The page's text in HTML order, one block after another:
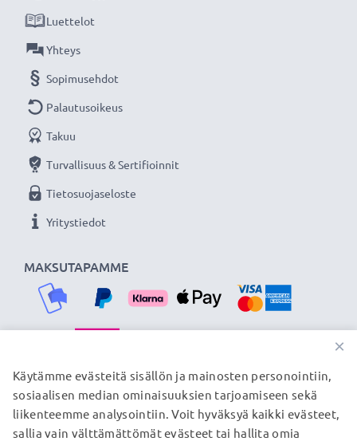
MAKSUTAPAMME
Luettelot
Yhteys
Sopimusehdot
Palautusoikeus
Takuu
Turvallisuus & Sertifioinnit
Tietosuojaseloste
Yritystiedot
TOIMITUSKUMPPANIMME
© subtel.fi 2026
×
Käytämme evästeitä sisällön ja mainosten personointiin,
sosiaalisen median ominaisuuksien tarjoamiseen sekä
liikenteemme analysointiin. Voit hyväksyä kaikki evästeet,
sallia vain välttämättömät evästeet tai hallita omia